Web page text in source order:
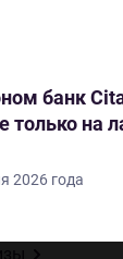
банк
только на
2026 года